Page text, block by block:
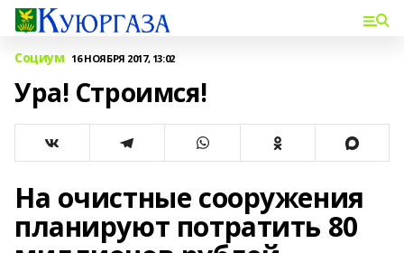
Социум 16 НОЯБРЯ 2017, 13:02
Ура! Строимся!
На очистные сооружения
планируют потратить 80